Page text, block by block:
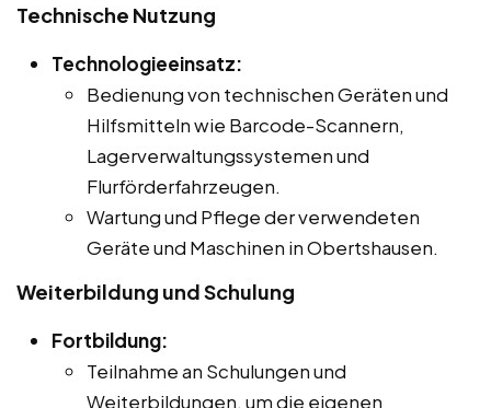
Technische Nutzung
Technologieeinsatz:
Bedienung von technischen Geräten und
Hilfsmitteln wie Barcode-Scannern,
Lagerverwaltungssystemen und
Flurförderfahrzeugen.
Wartung und Pflege der verwendeten
Geräte und Maschinen in Obertshausen.
Weiterbildung und Schulung
Fortbildung:
Teilnahme an Schulungen und
Weiterbildungen, um die eigenen